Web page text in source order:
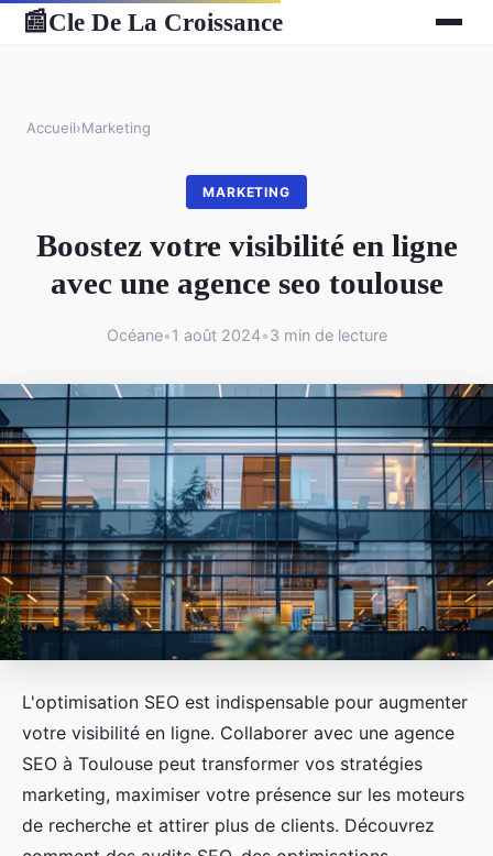
📰Cle De La Croissance
Accueil›Marketing
MARKETING
Boostez votre visibilité en ligne
avec une agence seo toulouse
Océane•1 août 2024•3 min de lecture
L'optimisation SEO est indispensable pour augmenter
votre visibilité en ligne. Collaborer avec une agence
SEO à Toulouse peut transformer vos stratégies
marketing, maximiser votre présence sur les moteurs
de recherche et attirer plus de clients. Découvrez